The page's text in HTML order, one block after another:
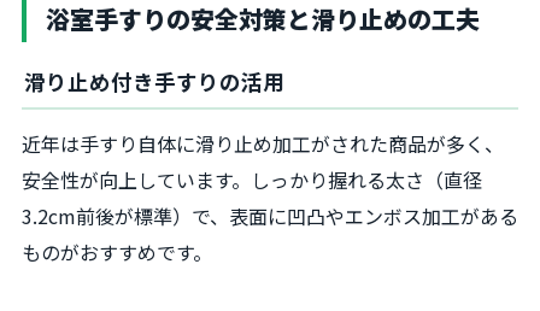
浴室手すりの安全対策と滑り止めの工夫
滑り止め付き手すりの活用
近年は手すり自体に滑り止め加工がされた商品が多く、
安全性が向上しています。しっかり握れる太さ（直径
3.2cm前後が標準）で、表面に凹凸やエンボス加工がある
ものがおすすめです。